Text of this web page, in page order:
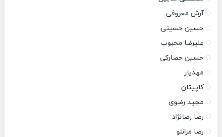
آرش معروفی
حسین حسینی
علیرضا محبوب
حسین حصارکی
مهدیار
کاپیتان
مجید رضوی
رضا رضانژاد
رضا مرانلو